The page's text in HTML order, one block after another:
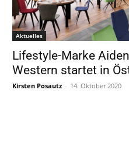
Aktuelles
Lifestyle-Marke
Western startet in
Kirsten Posautz - 14. Oktober 2020